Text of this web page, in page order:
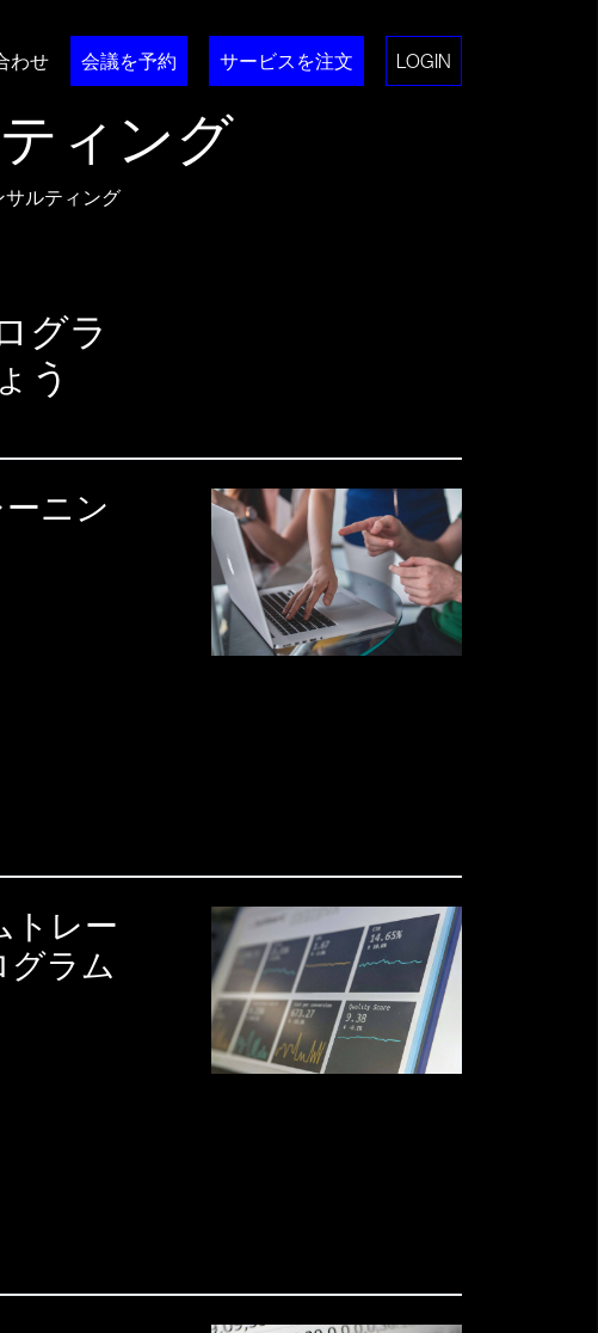
わせ 会議を予約 サービスを注文 LOGIN
ィング
ルティング
グラ
う
ニン
トレー
グラム